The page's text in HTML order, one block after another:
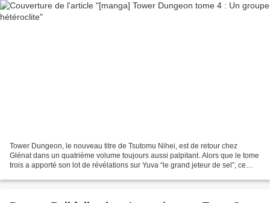
Tower Dungeon, le nouveau titre de Tsutomu Nihei, est de retour chez
Glénat dans un quatrième volume toujours aussi palpitant. Alors que le tome
trois a apporté son lot de révélations sur Yuva “le grand jeteur de sel”, ce